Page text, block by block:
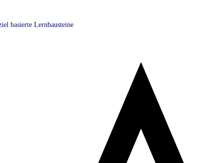
basierte Lernbausteine